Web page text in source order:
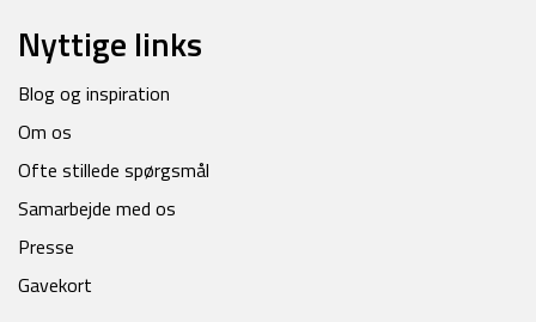
Nyttige links
Blog og inspiration
Om os
Ofte stillede spørgsmål
Samarbejde med os
Presse
Gavekort